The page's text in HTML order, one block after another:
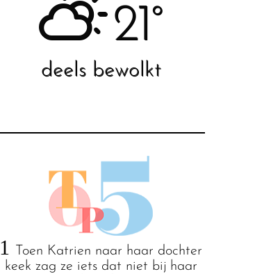
21°
deels bewolkt
1
Toen Katrien naar haar dochter
keek zag ze iets dat niet bij haar